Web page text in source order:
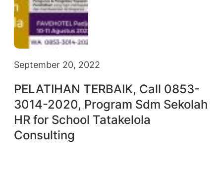
September 20, 2022
PELATIHAN TERBAIK, Call 0853-
3014-2020, Program Sdm Sekolah
HR for School Tatakelola
Consulting